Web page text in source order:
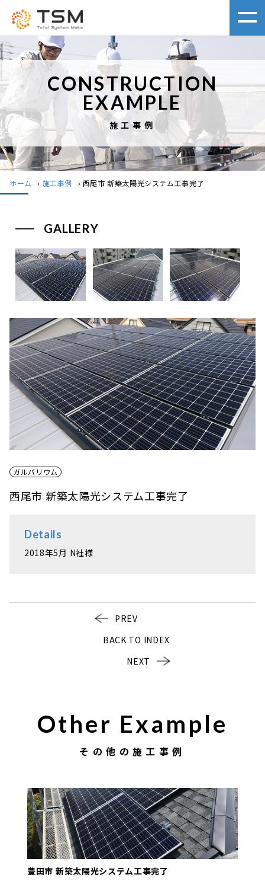
CONSTRUCTION
EXAMPLE
施工事例
ホーム › 施工事例 › 西尾市 新築太陽光システム工事完了
ガルバリウム
西尾市 新築太陽光システム工事完了
Details
2018年5月 N社様
GALLERY
PREV
BACK TO INDEX
NEXT
Other Example
その他の施工事例
豊田市 新築太陽光システム工事完了